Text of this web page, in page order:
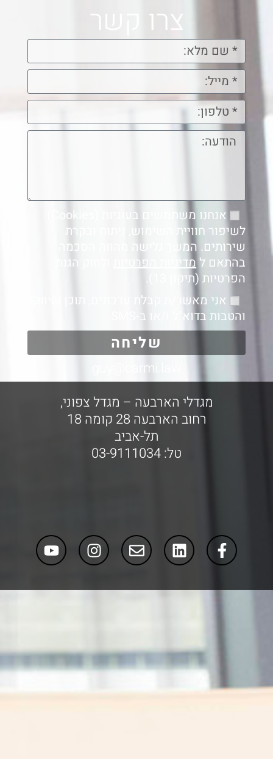
צרו קשר
לשיפור חוויית השימוש, ניתוח ובקרת
שירותים. המשך גלישה מהווה הסכמה
בהתאם ל מדיניות הפרטיות
ולחוק הגנת
הפרטיות (תיקון 13).
אני מאשר/ת קבלת עדכונים, תוכן שיווקי
והטבות בדוא"ל ו/או ב-SMS.
שליחה
guy@carmi.law
מגדלי הארבעה – מגדל צפוני,
רחוב הארבעה 28 קומה 18
תל-אביב
טל: 03-9111034